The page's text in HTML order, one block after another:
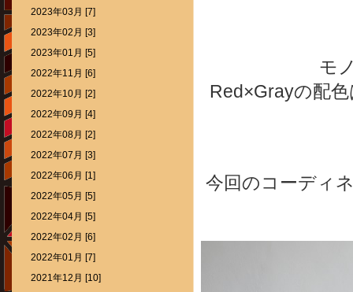
モ
Red×Grayの配
今回のコーディ
2023年03月 [7]
2023年02月 [3]
2023年01月 [5]
2022年11月 [6]
2022年10月 [2]
2022年09月 [4]
2022年08月 [2]
2022年07月 [3]
2022年06月 [1]
2022年05月 [5]
2022年04月 [5]
2022年02月 [6]
2022年01月 [7]
2021年12月 [10]